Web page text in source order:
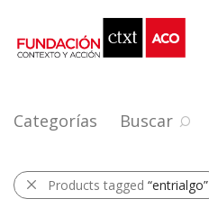
Categorías Buscar
Products tagged “entrialgo”